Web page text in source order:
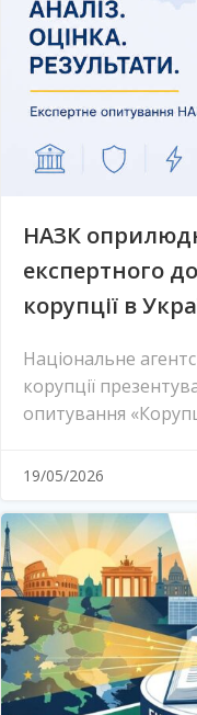
НАЗК
експертного
корупції в
Національне
корупції
опитування
19/05/2026